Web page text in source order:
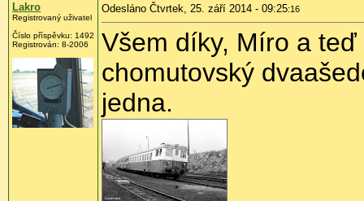
Lakro
Registrovaný uživatel
Číslo příspěvku: 1492
Registrován: 8-2006
Odesláno Čtvrtek, 25. září 2014 - 09:25:16
Všem díky, Míro a
chomutovský
jedna.